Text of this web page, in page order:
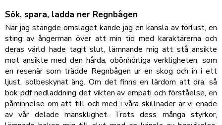
Sök, spara, ladda ner Regnbågen
När jag stängde omslaget kände jag en känsla av förlust, en
sting av ångerman över att min tid med karaktärerna och
deras värld hade tagit slut, lämnande mig att stå ansikte
mot ansikte med den hårda, obönhörliga verkligheten, som
en resenär som trädde Regnbågen ur en skog och in i ett
ljust, solbeskynat äng. Om det finns en lärdom att dra, så
bok pdf nedladdning det vikten av empati och förståelse, en
påminnelse om att till och med i våra skillnader är vi enade
av vår delade mänsklighet. Trots dess många styrkor,